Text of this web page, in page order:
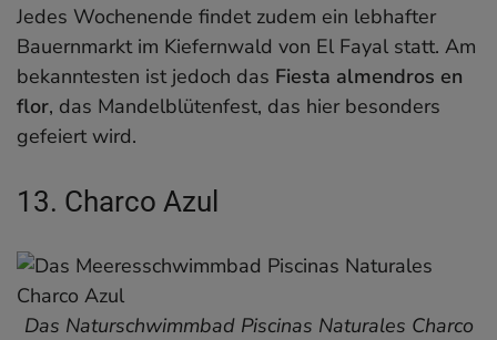
Jedes Wochenende findet zudem ein lebhafter
Bauernmarkt im Kiefernwald von El Fayal statt. Am
bekanntesten ist jedoch das Fiesta almendros en
flor, das Mandelblütenfest, das hier besonders
gefeiert wird.
13. Charco Azul
Das Naturschwimmbad Piscinas Naturales Charco